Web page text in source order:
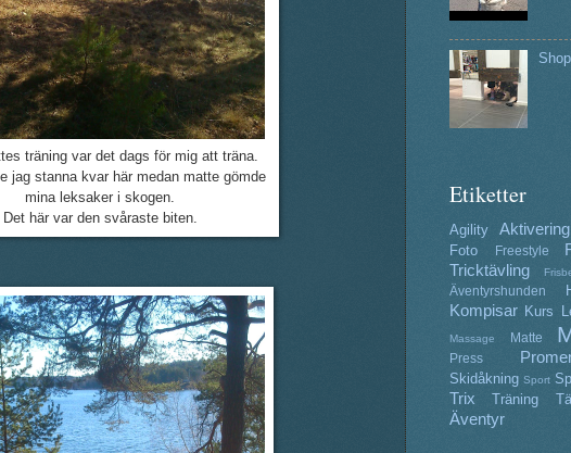
träning var det dags för mig att träna.
jag stanna kvar här medan matte gömde
mina leksaker i skogen.
Det här var den svåraste biten.
Etiketter
Agility Aktivering
Foto
Freestyle
Tricktävling
Äventyrshunden
Kompisar Kurs
Massage Matte
Press
Skidåkning Sport
Trix Träning
Äventyr